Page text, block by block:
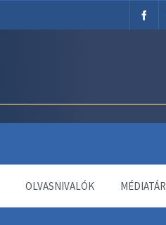
OLVASNIVALÓK MÉDIATÁR